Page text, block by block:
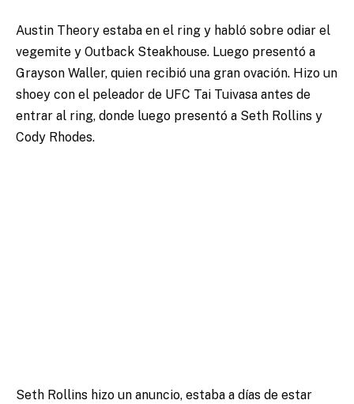
Austin Theory estaba en el ring y habló sobre odiar el
vegemite y Outback Steakhouse. Luego presentó a
Grayson Waller, quien recibió una gran ovación. Hizo un
shoey con el peleador de UFC Tai Tuivasa antes de
entrar al ring, donde luego presentó a Seth Rollins y
Cody Rhodes.
Seth Rollins hizo un anuncio, estaba a días de estar